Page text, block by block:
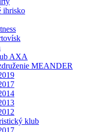
ihrisko
AXA
MEANDER
klub